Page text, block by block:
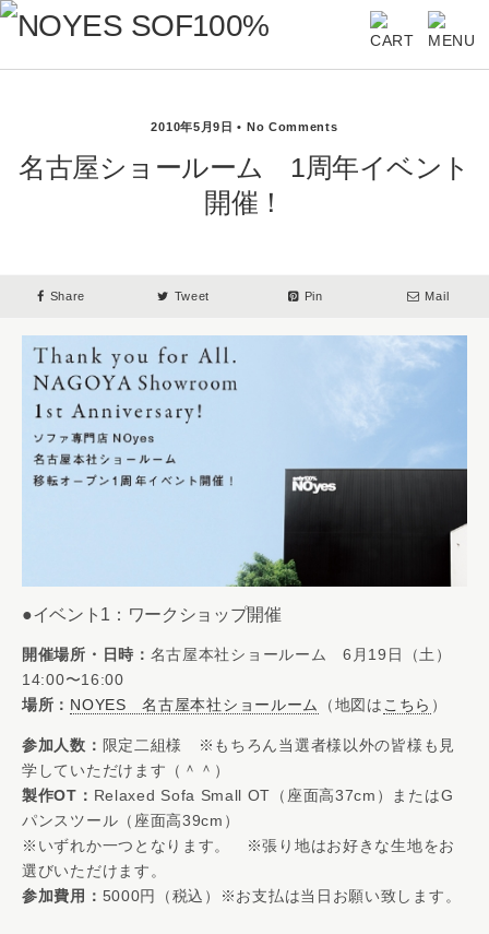
2010年5月9日 • No Comments
名古屋ショールーム 1周年イベント
開催！
Share Tweet Pin Mail
●イベント1：ワークショップ開催
開催場所・日時： 名古屋本社ショールーム 6月19日（土）
14:00〜16:00
場所： NOYES 名古屋本社ショールーム （地図は こちら ）
参加人数： 限定二組様 ※もちろん当選者様以外の皆様も見
学していただけます（＾＾）
製作OT： Relaxed Sofa Small OT（座面高37cm）またはG
パンスツール（座面高39cm）
※いずれか一つとなります。 ※張り地はお好きな生地をお
選びいただけます。
参加費用： 5000円（税込）※お支払は当日お願い致します。